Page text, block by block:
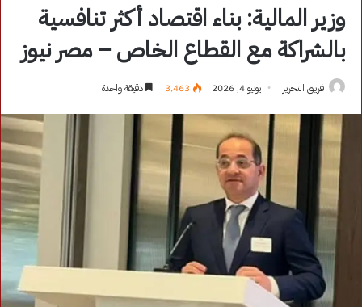
وزير المالية: بناء اقتصاد أكثر تنافسية
بالشراكة مع القطاع الخاص – مصر نيوز
فريق التحرير يونيو 4, 2026 3٬463 دقيقة واحدة